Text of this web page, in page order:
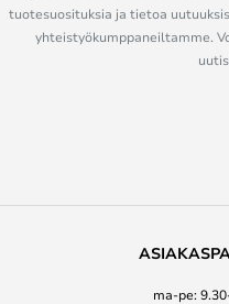
tuotesuosituksia ja tietoa
yhteistyökumppaneiltamme.
ma-pe: